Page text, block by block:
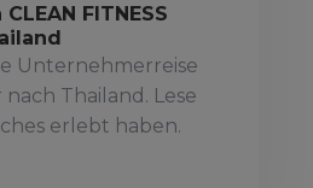
FITNESS
Unternehmerreise
nach Thailand. Lese
erlebt haben.